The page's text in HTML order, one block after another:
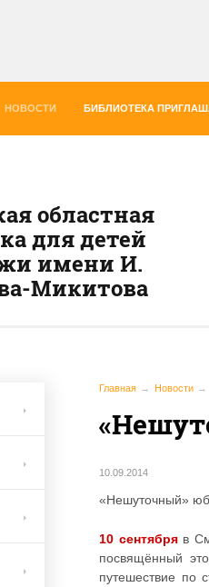
НОВОСТИ БИБЛИОТЕКА
областная
для детей
имени И.
Микитова
Главная Новости
10.09.2014
«Нешуточный»
10 сентября в
посвящённый
путешествие по